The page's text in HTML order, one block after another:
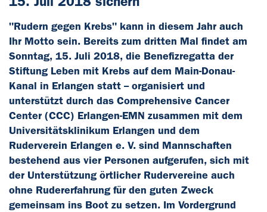
"Rudern gegen Krebs" kann in diesem Jahr auch
Ihr Motto sein. Bereits zum dritten Mal findet am
Sonntag, 15. Juli 2018, die Benefizregatta der
Stiftung Leben mit Krebs auf dem Main-Donau-
Kanal in Erlangen statt -- organisiert und
unterstützt durch das Comprehensive Cancer
Center (CCC) Erlangen-EMN zusammen mit dem
Universitätsklinikum Erlangen und dem
Ruderverein Erlangen e. V. sind Mannschaften
bestehend aus vier Personen aufgerufen, sich mit
der Unterstützung örtlicher Rudervereine auch
ohne Rudererfahrung für den guten Zweck
gemeinsam ins Boot zu setzen. Im Vordergrund